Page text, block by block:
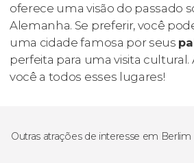
oferece uma visão do passado
Alemanha. Se preferir, você
uma cidade famosa por seus
perfeita para uma visita cultural.
você a todos esses lugares!
Outras atrações de interesse em Berlim